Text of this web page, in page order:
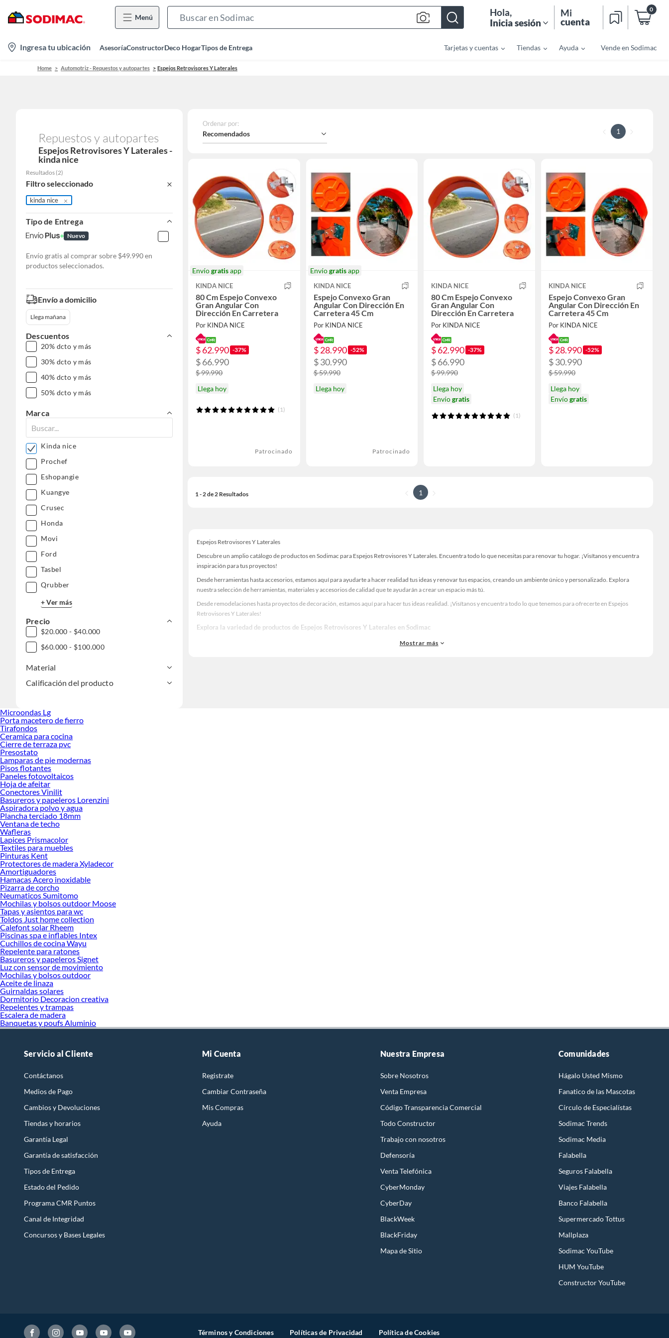
Menú
Bar
Hola,
Inicia sesión
Mi
cuenta
0
location-
icon
Ingresa tu ubicación AsesoríaConstructorDeco HogarTipos de Entrega Tarjetas y cuentas Tiendas Ayuda Vende en Sodimac
Home Automotriz - Repuestos y autopartes Espejos Retrovisores Y Laterales
Repuestos y autopartes
Espejos Retrovisores Y Laterales -
kinda nice
Resultados (2)
Filtro seleccionado
kinda nice
Tipo de Entrega
Nuevo
Envío gratis al comprar sobre $49.990 en
productos seleccionados.
Envío a domicilio
Llega mañana
Descuentos
20% dcto y más
30% dcto y más
40% dcto y más
50% dcto y más
Marca
Kinda nice
Prochef
Eshopangie
Kuangye
Crusec
Honda
Movi
Ford
Tasbel
Qrubber
+ Ver más
Precio
$20.000 - $40.000
$60.000 - $100.000
Material
Calificación del producto
Ordenar por:
Recomendados 1
Envíogratisapp
KINDA NICE
80 Cm Espejo Convexo
Gran Angular Con
Dirección En Carretera
Por KINDA NICE
$ 62.990 -37%
$ 66.990
$ 99.990
Llega hoy
(1)
Patrocinado
Envíogratisapp
KINDA NICE
Espejo Convexo Gran
Angular Con Dirección En
Carretera 45 Cm
Por KINDA NICE
$ 28.990 -52%
$ 30.990
$ 59.990
Llega hoy
Patrocinado
KINDA NICE
80 Cm Espejo Convexo
Gran Angular Con
Dirección En Carretera
Por KINDA NICE
$ 62.990 -37%
$ 66.990
$ 99.990
Llega hoy
Envíogratis
(1)
KINDA NICE
Espejo Convexo Gran
Angular Con Dirección En
Carretera 45 Cm
Por KINDA NICE
$ 28.990 -52%
$ 30.990
$ 59.990
Llega hoy
Envíogratis
1 - 2 de 2 Resultados 1
Espejos Retrovisores Y Laterales
Descubre un amplio catálogo de productos en Sodimac para Espejos Retrovisores Y Laterales. Encuentra todo lo que necesitas para renovar tu hogar. ¡Visítanos y encuentra
inspiración para tus proyectos!
Desde herramientas hasta accesorios, estamos aquí para ayudarte a hacer realidad tus ideas y renovar tus espacios, creando un ambiente único y personalizado. Explora
nuestra selección de herramientas, materiales y accesorios de calidad que te ayudarán a crear un espacio más tú.
Desde remodelaciones hasta proyectos de decoración, estamos aquí para hacer tus ideas realidad. ¡Visítanos y encuentra todo lo que tenemos para ofrecerte en Espejos
Retrovisores Y Laterales!
Explora la variedad de productos de Espejos Retrovisores Y Laterales en Sodimac
Herramientas, materiales y accesorios de calidad para tus proyectos y renovación de espacios. ¡Visítanos y descubre todo lo que tenemos para ofrecerte!
Mostrar más
Microondas Lg
Porta macetero de fierro
Tirafondos
Ceramica para cocina
Cierre de terraza pvc
Presostato
Lamparas de pie modernas
Pisos flotantes
Paneles fotovoltaicos
Hoja de afeitar
Conectores Vinilit
Basureros y papeleros Lorenzini
Aspiradora polvo y agua
Plancha terciado 18mm
Ventana de techo
Wafleras
Lapices Prismacolor
Textiles para muebles
Pinturas Kent
Protectores de madera Xyladecor
Amortiguadores
Hamacas Acero inoxidable
Pizarra de corcho
Neumaticos Sumitomo
Mochilas y bolsos outdoor Moose
Tapas y asientos para wc
Toldos Just home collection
Calefont solar Rheem
Piscinas spa e inflables Intex
Cuchillos de cocina Wayu
Repelente para ratones
Basureros y papeleros Signet
Luz con sensor de movimiento
Mochilas y bolsos outdoor
Aceite de linaza
Guirnaldas solares
Dormitorio Decoracion creativa
Repelentes y trampas
Escalera de madera
Banquetas y poufs Aluminio
Servicio al Cliente
Contáctanos
Medios de Pago
Cambios y Devoluciones
Tiendas y horarios
Garantía Legal
Garantía de satisfacción
Tipos de Entrega
Estado del Pedido
Programa CMR Puntos
Canal de Integridad
Concursos y Bases Legales
Mi Cuenta
Registrate
Cambiar Contraseña
Mis Compras
Ayuda
Nuestra Empresa
Sobre Nosotros
Venta Empresa
Código Transparencia Comercial
Todo Constructor
Trabajo con nosotros
Defensoría
Venta Telefónica
CyberMonday
CyberDay
BlackWeek
BlackFriday
Mapa de Sitio
Comunidades
Hágalo Usted Mismo
Fanatico de las Mascotas
Círculo de Especialístas
Sodimac Trends
Sodimac Media
Falabella
Seguros Falabella
Viajes Falabella
Banco Falabella
Supermercado Tottus
Mallplaza
Sodimac YouTube
HUM YouTube
Constructor YouTube
Términos y Condiciones Políticas de Privacidad Política de Cookies